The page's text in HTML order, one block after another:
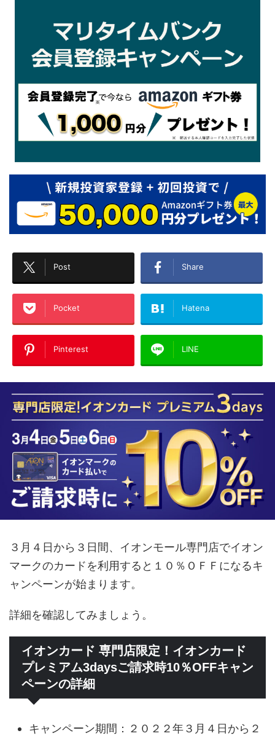
Post Share
Pocket Hatena
Pinterest LINE
３月４日から３日間、イオンモール専門店でイオン
マークのカードを利用すると１０％ＯＦＦになるキ
ャンペーンが始まります。
詳細を確認してみましょう。
イオンカード 専門店限定！イオンカード
プレミアム3daysご請求時10％OFFキャン
ペーンの詳細
キャンペーン期間：２０２２年３月４日から２